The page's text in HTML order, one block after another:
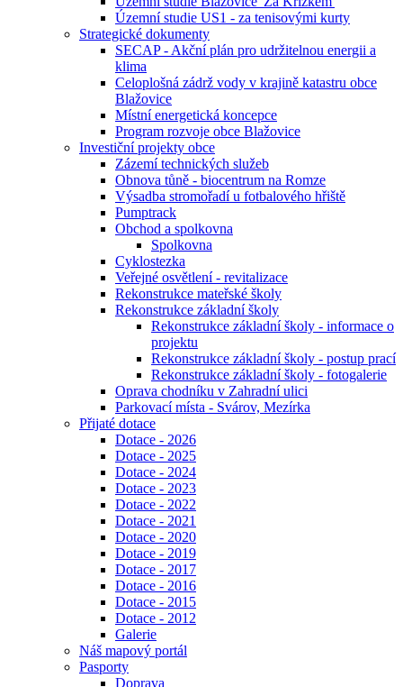
Územní studie US1 - za tenisovými kurty
Strategické dokumenty
SECAP - Akční plán pro udržitelnou energii a
klima
Celoplošná zádrž vody v krajině katastru obce
Blažovice
Místní energetická koncepce
Program rozvoje obce Blažovice
Investiční projekty obce
Zázemí technických služeb
Obnova tůně - biocentrum na Romze
Výsadba stromořadí u fotbalového hřiště
Pumptrack
Obchod a spolkovna
Spolkovna
Cyklostezka
Veřejné osvětlení - revitalizace
Rekonstrukce mateřské školy
Rekonstrukce základní školy
Rekonstrukce základní školy - informace o
projektu
Rekonstrukce základní školy - postup prací
Rekonstrukce základní školy - fotogalerie
Oprava chodníku v Zahradní ulici
Parkovací místa - Svárov, Mezírka
Přijaté dotace
Dotace - 2026
Dotace - 2025
Dotace - 2024
Dotace - 2023
Dotace - 2022
Dotace - 2021
Dotace - 2020
Dotace - 2019
Dotace - 2017
Dotace - 2016
Dotace - 2015
Dotace - 2012
Galerie
Náš mapový portál
Pasporty
Doprava